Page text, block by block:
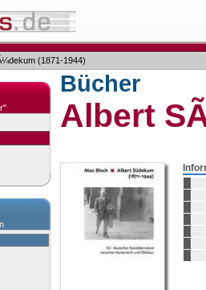
(1871-1944)
Bücher
Albert